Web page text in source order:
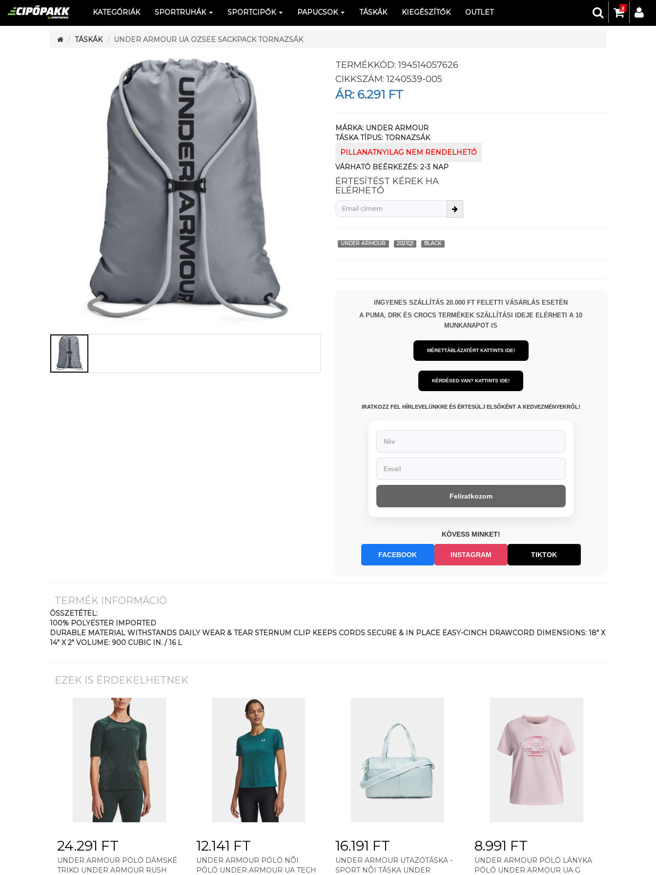
0
KATEGÓRIÁK SPORTRUHÁK SPORTCIPŐK PAPUCSOK TÁSKÁK KIEGÉSZÍTŐK OUTLET
TÁSKÁK UNDER ARMOUR UA OZSEE SACKPACK TORNAZSÁK
TERMÉKKÓD:194514057626
CIKKSZÁM:1240539-005
ÁR: 6.291 FT
MÁRKA: UNDER ARMOUR
TÁSKA TÍPUS: TORNAZSÁK
PILLANATNYILAG NEM RENDELHETŐ
VÁRHATÓ BEÉRKEZÉS: 2-3 NAP
ÉRTESÍTÉST KÉREK HA
ELÉRHETŐ
UNDER ARMOUR 2021Q1 BLACK
INGYENES SZÁLLÍTÁS 20.000 FT FELETTI VÁSÁRLÁS ESETÉN
A PUMA, DRK ÉS CROCS TERMÉKEK SZÁLLÍTÁSI IDEJE ELÉRHETI A 10
MUNKANAPOT IS
MÉRETTÁBLÁZATÉRT KATTINTS IDE!
KÉRDÉSED VAN? KATTINTS IDE!
IRATKOZZ FEL HÍRLEVELÜNKRE ÉS ÉRTESÜLJ ELSŐKÉNT A KEDVEZMÉNYEKRŐL!
Feliratkozom
KÖVESS MINKET!
FACEBOOK INSTAGRAM TIKTOK
TERMÉK INFORMÁCIÓ
ÖSSZETÉTEL:
100% POLYESTER IMPORTED
DURABLE MATERIAL WITHSTANDS DAILY WEAR & TEAR STERNUM CLIP KEEPS CORDS SECURE & IN PLACE EASY-CINCH DRAWCORD DIMENSIONS: 18" X
14" X 2" VOLUME: 900 CUBIC IN. / 16 L
EZEK IS ÉRDEKELHETNEK
24.291 FT
UNDER ARMOUR PÓLÓ DÁMSKÉ
TRIKO UNDER ARMOUR RUSH
12.141 FT
UNDER ARMOUR PÓLÓ NÕI
PÓLÓ UNDER ARMOUR UA TECH
16.191 FT
UNDER ARMOUR UTAZÓTÁSKA -
SPORT NÕI TÁSKA UNDER
8.991 FT
UNDER ARMOUR PÓLÓ LÁNYKA
PÓLÓ UNDER ARMOUR UA G